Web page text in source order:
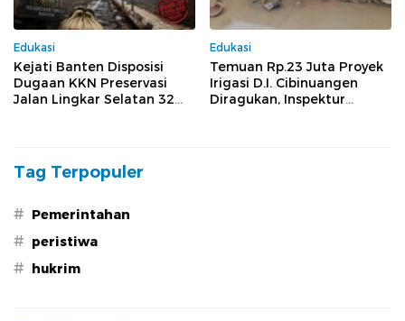
Edukasi
Kejati Banten Disposisi
Dugaan KKN Preservasi
Jalan Lingkar Selatan 32
Edukasi
Temuan Rp.23 Juta Proyek
Irigasi D.I. Cibinuangen
Diragukan, Inspektur
Tag Terpopuler
# Pemerintahan
# peristiwa
# hukrim